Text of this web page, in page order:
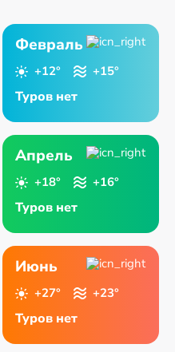
Февраль
+12° +15°
Туров нет
Апрель
+18° +16°
Туров нет
Июнь
+27° +23°
Туров нет